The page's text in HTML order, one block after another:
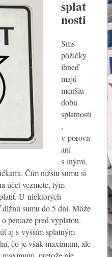
splat
nosti
Sms
pôžičky
ihneď
majú
menšiu
dobu
splatnosti
,
v porovn
aní
s inými,
Čím nižšiu sumu si
účet vezmete, tým
U niektorých
sumu do 5 dní. Môže
peniaze pred výplatou.
aj s vyšším splatným
čo je však maximum, ale